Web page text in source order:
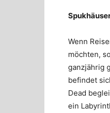
Wenn
möchten,
ganzjährig
befindet
Dead
ein